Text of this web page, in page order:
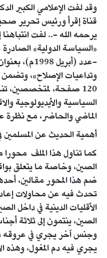
وقد لفت الإعلامي الكبير
قناة إقرأ ورئيس تحرير
يرحمه الله -.. لفت
«السياسة الدولية»
-عدد (أبريل
وتداعيات الإصلاح»،
120 صفحة، لمتخصصين،
السياسية والأيديولوجية
الماضي والحاضر، مع نظرة
أهمية الحديث عن المسلمين
كما تناول هذا الملف محورا
الصين، وخاصة ما يتعلق
ضم هذا المحور مقالين،
تحدث فيه عن محاولات
الأقليات الدينية في داخل
الصين، ينتمون إلى ثلاثة
وجنس آخر يجري في عروقه
يجري فيه دم المغول،